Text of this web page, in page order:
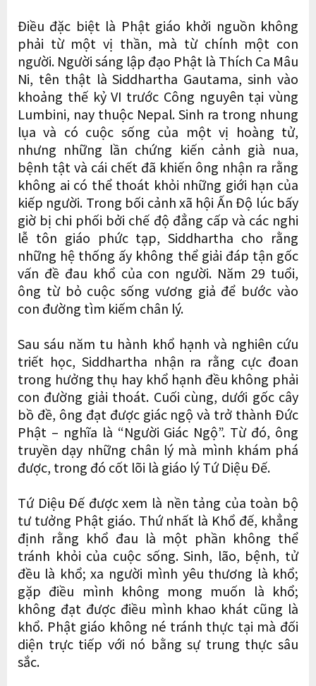
Điều đặc biệt là Phật giáo khởi nguồn không
phải từ một vị thần, mà từ chính một con
người. Người sáng lập đạo Phật là Thích Ca Mâu
Ni, tên thật là Siddhartha Gautama, sinh vào
khoảng thế kỷ VI trước Công nguyên tại vùng
Lumbini, nay thuộc Nepal. Sinh ra trong nhung
lụa và có cuộc sống của một vị hoàng tử,
nhưng những lần chứng kiến cảnh già nua,
bệnh tật và cái chết đã khiến ông nhận ra rằng
không ai có thể thoát khỏi những giới hạn của
kiếp người. Trong bối cảnh xã hội Ấn Độ lúc bấy
giờ bị chi phối bởi chế độ đẳng cấp và các nghi
lễ tôn giáo phức tạp, Siddhartha cho rằng
những hệ thống ấy không thể giải đáp tận gốc
vấn đề đau khổ của con người. Năm 29 tuổi,
ông từ bỏ cuộc sống vương giả để bước vào
con đường tìm kiếm chân lý.
Sau sáu năm tu hành khổ hạnh và nghiên cứu
triết học, Siddhartha nhận ra rằng cực đoan
trong hưởng thụ hay khổ hạnh đều không phải
con đường giải thoát. Cuối cùng, dưới gốc cây
bồ đề, ông đạt được giác ngộ và trở thành Đức
Phật – nghĩa là “Người Giác Ngộ”. Từ đó, ông
truyền dạy những chân lý mà mình khám phá
được, trong đó cốt lõi là giáo lý Tứ Diệu Đế.
Tứ Diệu Đế được xem là nền tảng của toàn bộ
tư tưởng Phật giáo. Thứ nhất là Khổ đế, khẳng
định rằng khổ đau là một phần không thể
tránh khỏi của cuộc sống. Sinh, lão, bệnh, tử
đều là khổ; xa người mình yêu thương là khổ;
gặp điều mình không mong muốn là khổ;
không đạt được điều mình khao khát cũng là
khổ. Phật giáo không né tránh thực tại mà đối
diện trực tiếp với nó bằng sự trung thực sâu
sắc.